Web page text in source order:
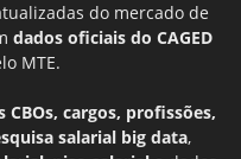
do mercado de
dados oficiais do CAGED
MTE.
CBOs, cargos, profissões,
salarial big data,